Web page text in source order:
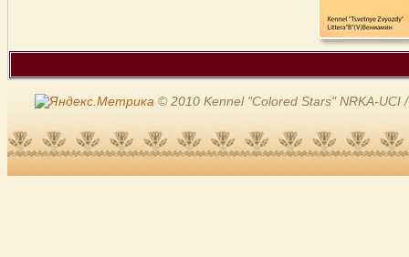
© 2010 Kennel "Colored Stars" NRKA-